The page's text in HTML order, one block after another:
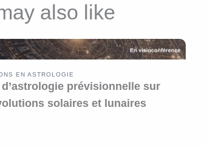
also like
EN ASTROLOGIE
prévisionnelle sur
solaires et lunaires